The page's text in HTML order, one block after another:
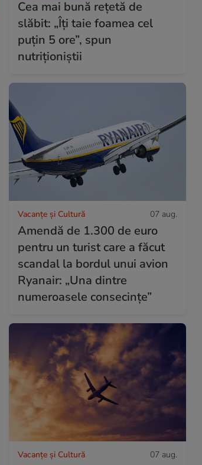
Cea mai bună rețetă de
slăbit: „Îți taie foamea cel
puțin 5 ore”, spun
nutriționiștii
Vacanțe și Cultură 07 aug.
Amendă de 1.300 de euro
pentru un turist care a făcut
scandal la bordul unui avion
Ryanair: „Una dintre
numeroasele consecințe”
Vacanțe și Cultură 07 aug.